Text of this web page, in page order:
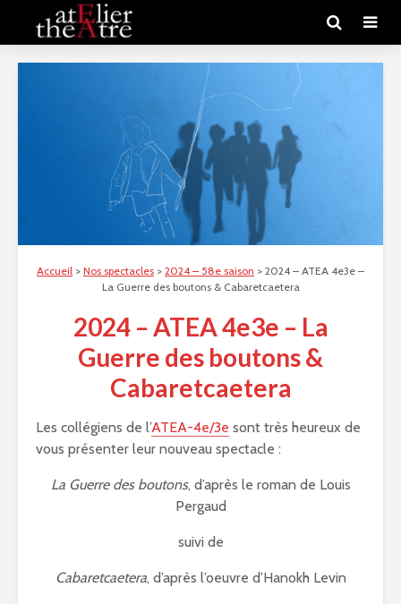
Accueil > Nos spectacles > 2024 – 58e saison > 2024 – ATEA 4e3e –
La Guerre des boutons & Cabaretcaetera
2024 – ATEA 4e3e – La
Guerre des boutons &
Cabaretcaetera
Les collégiens de l’ATEA-4e/3e sont très heureux de
vous présenter leur nouveau spectacle :
La Guerre des boutons, d’après le roman de Louis
Pergaud
suivi de
Cabaretcaetera, d’après l’oeuvre d’Hanokh Levin